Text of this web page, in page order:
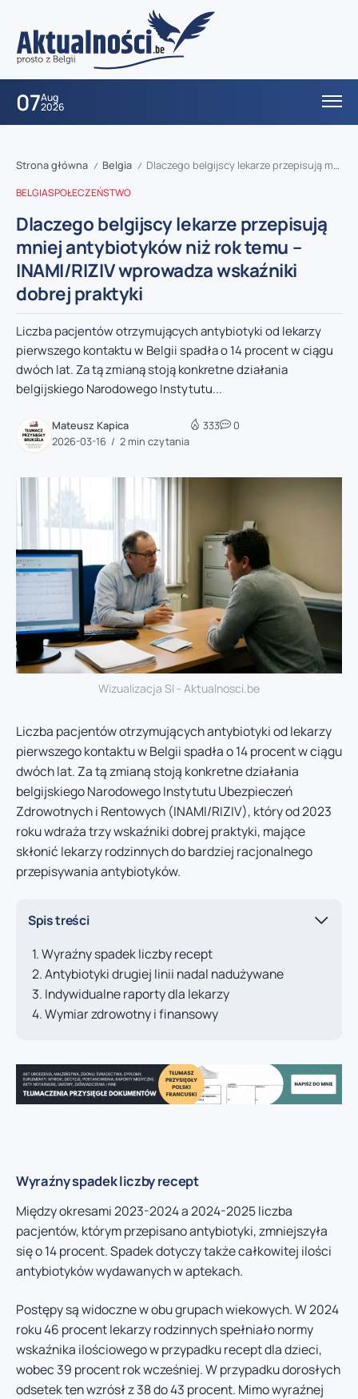
07Aug
2026
Strona główna / Belgia / Dlaczego belgijscy lekarze przepisują mniej antybiotyków niż rok temu – INAMI/RIZIV wprowadza wskaźniki dobrej praktyki
BELGIASPOŁECZEŃSTWO
Dlaczego belgijscy lekarze przepisują
mniej antybiotyków niż rok temu –
INAMI/RIZIV wprowadza wskaźniki
dobrej praktyki
Liczba pacjentów otrzymujących antybiotyki od lekarzy
pierwszego kontaktu w Belgii spadła o 14 procent w ciągu
dwóch lat. Za tą zmianą stoją konkretne działania
belgijskiego Narodowego Instytutu...
Mateusz Kapica
2026-03-16
2 min czytania
333 0
Wizualizacja SI - Aktualnosci.be
Liczba pacjentów otrzymujących antybiotyki od lekarzy
pierwszego kontaktu w Belgii spadła o 14 procent w ciągu
dwóch lat. Za tą zmianą stoją konkretne działania
belgijskiego Narodowego Instytutu Ubezpieczeń
Zdrowotnych i Rentowych (INAMI/RIZIV), który od 2023
roku wdraża trzy wskaźniki dobrej praktyki, mające
skłonić lekarzy rodzinnych do bardziej racjonalnego
przepisywania antybiotyków.
Spis treści
Wyraźny spadek liczby recept
Antybiotyki drugiej linii nadal nadużywane
Indywidualne raporty dla lekarzy
Wymiar zdrowotny i finansowy
Wyraźny spadek liczby recept
Między okresami 2023-2024 a 2024-2025 liczba
pacjentów, którym przepisano antybiotyki, zmniejszyła
się o 14 procent. Spadek dotyczy także całkowitej ilości
antybiotyków wydawanych w aptekach.
Postępy są widoczne w obu grupach wiekowych. W 2024
roku 46 procent lekarzy rodzinnych spełniało normy
wskaźnika ilościowego w przypadku recept dla dzieci,
wobec 39 procent rok wcześniej. W przypadku dorosłych
odsetek ten wzrósł z 38 do 43 procent. Mimo wyraźnej